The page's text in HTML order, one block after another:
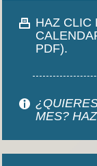
HAZ CLIC
PDF).
MES?